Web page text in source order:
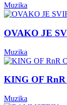
Muzika
OVAKO JE
Muzika
KING OF
Muzika